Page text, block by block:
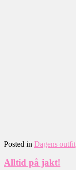
Posted in Dagens outfit
Alltid på jakt!